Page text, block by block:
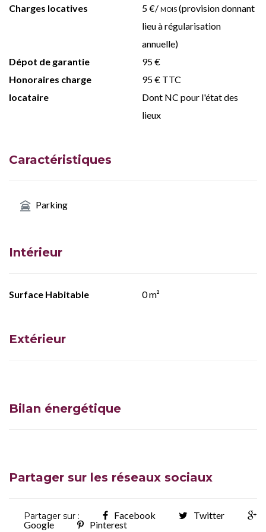
Charges locatives 5 €/mois(provision donnant
lieu à régularisation
annuelle)
Dépot de garantie
95 €
Honoraires charge
locataire
95 € TTC
Dont NC pour l'état des
lieux
Caractéristiques
Parking
Intérieur
Surface Habitable 0 m²
Extérieur
Bilan énergétique
Partager sur les réseaux sociaux
Partager sur : Facebook
Twitter
Google
Pinterest